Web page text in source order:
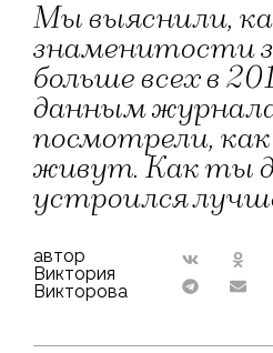
Мы выяснили,
знаменитости
больше всех в
данным
посмотрели,
живут. Как ты
устроился
автор
Виктория
Викторова